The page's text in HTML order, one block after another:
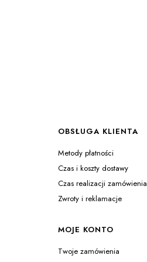
OBSŁUGA KLIENTA
Metody płatności
Czas i koszty dostawy
Czas realizacji zamówienia
Zwroty i reklamacje
MOJE KONTO
Twoje zamówienia